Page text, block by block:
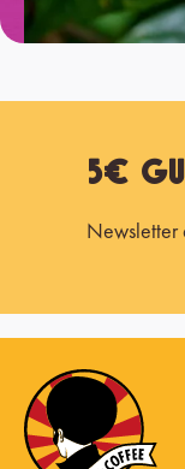
5€
Newsletter